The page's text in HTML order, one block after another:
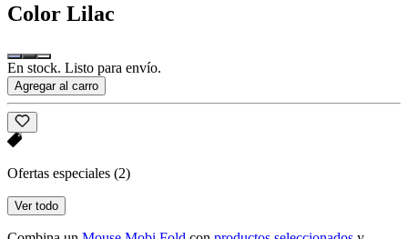
Color Lilac
En stock. Listo para envío.
Agregar al carro
Ofertas especiales (2)
Ver todo